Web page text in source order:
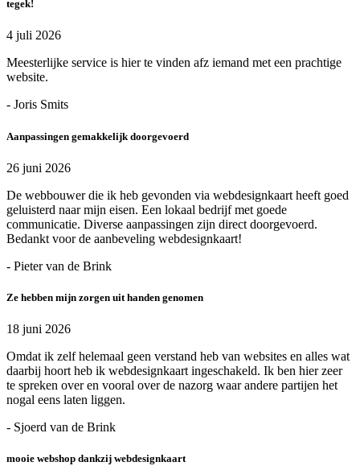
tegek!
4 juli 2026
Meesterlijke service is hier te vinden afz iemand met een prachtige
website.
- Joris Smits
Aanpassingen gemakkelijk doorgevoerd
26 juni 2026
De webbouwer die ik heb gevonden via webdesignkaart heeft goed
geluisterd naar mijn eisen. Een lokaal bedrijf met goede
communicatie. Diverse aanpassingen zijn direct doorgevoerd.
Bedankt voor de aanbeveling webdesignkaart!
- Pieter van de Brink
Ze hebben mijn zorgen uit handen genomen
18 juni 2026
Omdat ik zelf helemaal geen verstand heb van websites en alles wat
daarbij hoort heb ik webdesignkaart ingeschakeld. Ik ben hier zeer
te spreken over en vooral over de nazorg waar andere partijen het
nogal eens laten liggen.
- Sjoerd van de Brink
mooie webshop dankzij webdesignkaart